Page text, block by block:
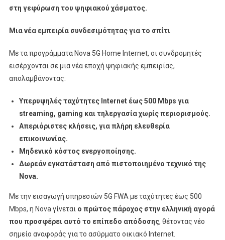
στη γεφύρωση του ψηφιακού χάσματος.
Μια νέα εμπειρία συνδεσιμότητας για το σπίτι
Με τα προγράμματα Nova 5G Home Internet, οι συνδρομητές
εισέρχονται σε μια νέα εποχή ψηφιακής εμπειρίας,
απολαμβάνοντας:
Υπερυψηλές ταχύτητες Internet έως 500 Mbps για
streaming, gaming και τηλεργασία χωρίς περιορισμούς.
Απεριόριστες κλήσεις, για πλήρη ελευθερία
επικοινωνίας.
Μηδενικό κόστος ενεργοποίησης.
Δωρεάν εγκατάσταση από πιστοποιημένο τεχνικό της
Nova.
Με την εισαγωγή υπηρεσιών 5G FWA με ταχύτητες έως 500
Mbps, η Nova γίνεται ο πρώτος πάροχος στην ελληνική αγορά
που προσφέρει αυτό το επίπεδο απόδοσης, θέτοντας νέο
σημείο αναφοράς για το ασύρματο οικιακό Internet.